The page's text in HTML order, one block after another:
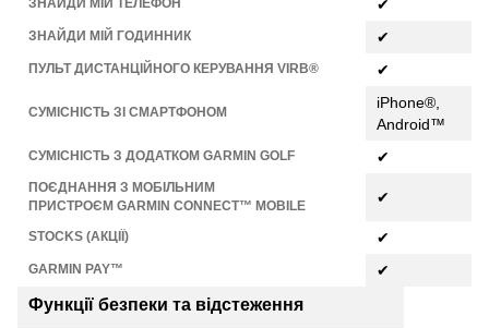
ЗНАЙДИ МІЙ ТЕЛЕФОН ✔
ЗНАЙДИ МІЙ ГОДИННИК ✔
ПУЛЬТ ДИСТАНЦІЙНОГО КЕРУВАННЯ VIRB® ✔
СУМІСНІСТЬ ЗІ СМАРТФОНОМ
iPhone®,
Android™
СУМІСНІСТЬ З ДОДАТКОМ GARMIN GOLF ✔
ПОЄДНАННЯ З МОБІЛЬНИМ
ПРИСТРОЄМ GARMIN CONNECT™ MOBILE
✔
STOCKS (АКЦІЇ) ✔
GARMIN PAY™ ✔
Функції безпеки та відстеження